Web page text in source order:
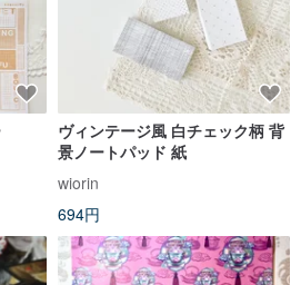
ヴィンテージ風 白チェック柄 背
景ノートパッド 紙
wiorin
694円